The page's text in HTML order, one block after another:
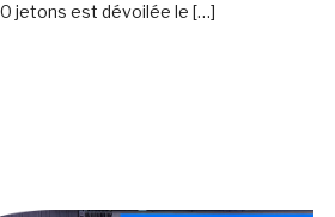
jetons est dévoilée le […]